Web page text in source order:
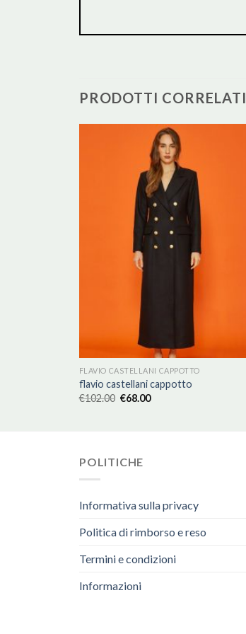
PRODOTTI CORRELATI
FLAVIO CASTELLANI CAPPOTTO
flavio castellani cappotto
€102.00 €68.00
POLITICHE
Informativa sulla privacy
Politica di rimborso e reso
Termini e condizioni
Informazioni